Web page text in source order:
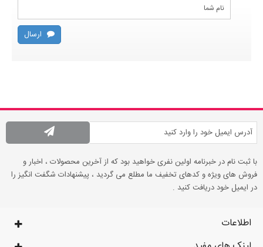
ارسال
با ثبت نام در خبرنامه اولین نفری خواهید بود که از آخرین محصولات ، اخبار و
فروش های ویژه و کدهای تخفیف ما مطلع می گردید ، پیشنهادات شگفت انگیز را
در ایمیل خود دریافت کنید .
اطلاعات